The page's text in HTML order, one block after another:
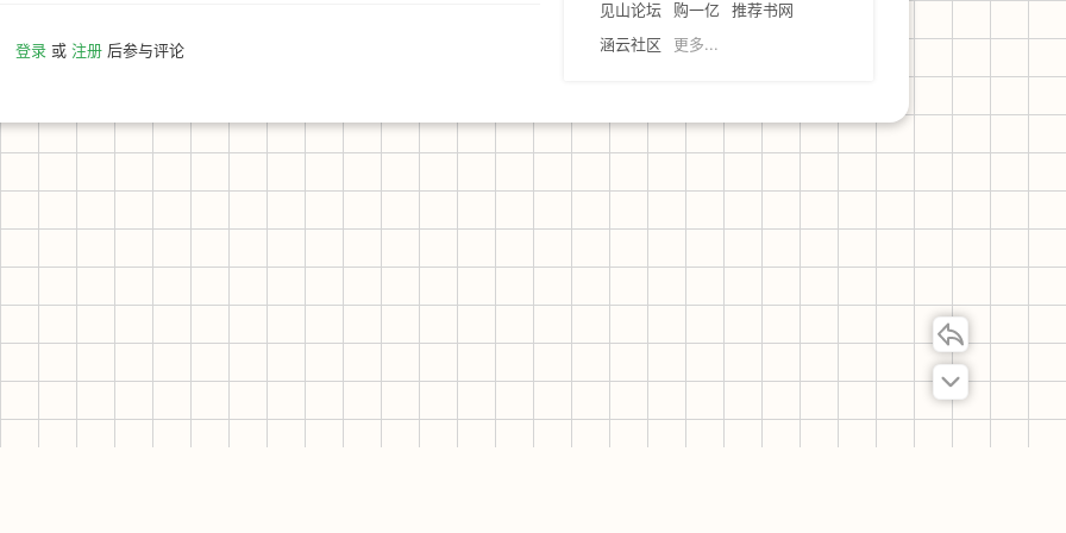
登录 或 注册 后参与评论
见山论坛
购一亿
推荐书网
涵云社区
更多...